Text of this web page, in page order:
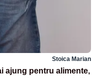
Stoica Marian
ajung pentru alimente,